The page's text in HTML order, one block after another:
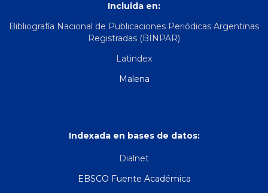
Incluida en:
Bibliografía Nacional de Publicaciones Periódicas Argentinas
Registradas (BINPAR)
Latindex
Malena
Indexada en bases de datos:
Dialnet
EBSCO Fuente Académica